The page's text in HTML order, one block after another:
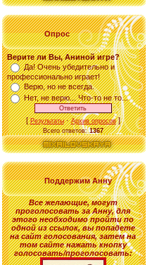
Опрос
Верите ли Вы, Аниной игре?
Да! Очень убедительно и
профессионально играет!
Верю, но не всегда.
Нет, не верю... Что-то не то...
[Результаты·Архив опросов]
Всего ответов:1367
Поддержим Анну
Все желающие,могут
проголосовать заАнну, для
этого необходимо пройти по
одной из ссылок, вы попадете
на сайт голосования, затем на
том сайте нажать кнопку
голосовать/проголосовать: